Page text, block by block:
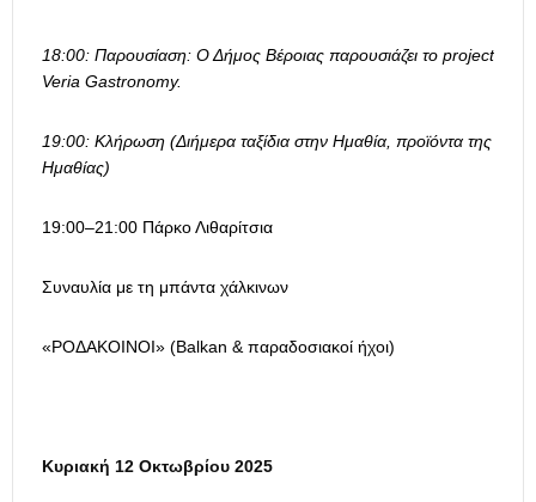
18:00: Παρουσίαση: Ο Δήμος Βέροιας παρουσιάζει το project
Veria Gastronomy.
19:00: Κλήρωση (Διήμερα ταξίδια στην Ημαθία, προϊόντα της
Ημαθίας)
19:00–21:00 Πάρκο Λιθαρίτσια
Συναυλία με τη μπάντα χάλκινων
«ΡΟΔΑΚΟΙΝΟΙ» (Balkan & παραδοσιακοί ήχοι)
Κυριακή 12 Οκτωβρίου 2025